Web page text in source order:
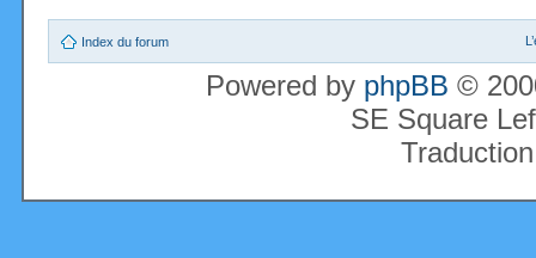
Index du forum
Powered by phpBB ©
SE Square